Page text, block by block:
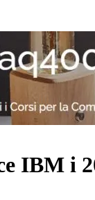
IBM i